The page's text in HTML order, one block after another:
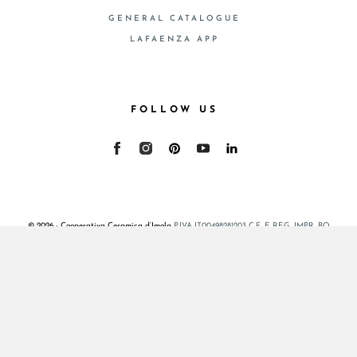
GENERAL CATALOGUE
LAFAENZA APP
FOLLOW US
© 2026 - Cooperativa Ceramica d’Imola P.IVA IT00498281203 C.F. E REG. IMPR. BO